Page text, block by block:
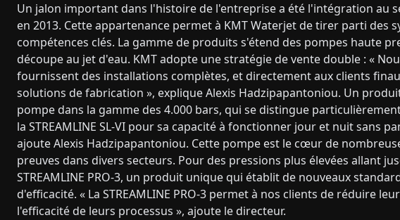
Un jalon important dans l'histoire de l'entreprise a été l'intégration au
en 2013. Cette appartenance permet à KMT Waterjet de tirer parti des
compétences clés. La gamme de produits s'étend des pompes haute
découpe au jet d'eau. KMT adopte une stratégie de vente double : «
fournissent des installations complètes, et directement aux clients
solutions de fabrication », explique Alexis Hadzipapantoniou. Un produit
pompe dans la gamme des 4.000 bars, qui se distingue
la STREAMLINE SL-VI pour sa capacité à fonctionner jour et nuit sans
ajoute Alexis Hadzipapantoniou. Cette pompe est le cœur de
preuves dans divers secteurs. Pour des pressions plus élevées allant
STREAMLINE PRO-3, un produit unique qui établit de nouveaux
d'efficacité. « La STREAMLINE PRO-3 permet à nos clients de réduire
l'efficacité de leurs processus », ajoute le directeur.